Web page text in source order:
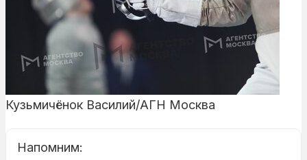
Кузьмичёнок Василий/АГН Москва
Напомним: